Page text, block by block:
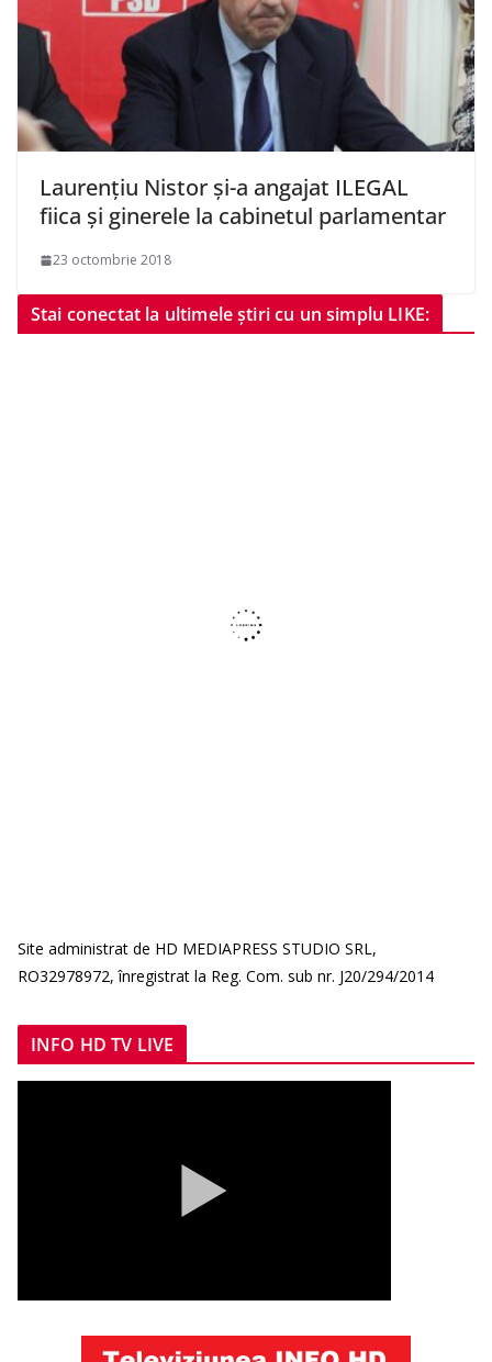
Laurențiu Nistor și-a angajat ILEGAL
fiica și ginerele la cabinetul parlamentar
23 octombrie 2018
Stai conectat la ultimele știri cu un simplu LIKE:
Site administrat de HD MEDIAPRESS STUDIO SRL,
RO32978972, înregistrat la Reg. Com. sub nr. J20/294/2014
INFO HD TV LIVE